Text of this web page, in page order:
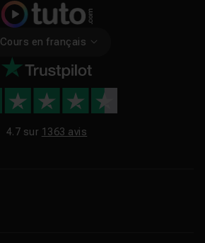
Cours en français
4.7 sur 1363 avis